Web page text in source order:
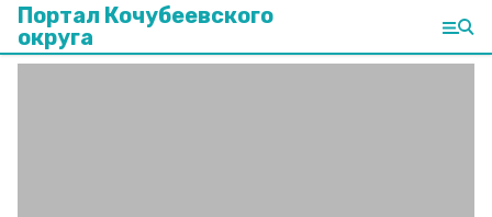
Портал Кочубеевского
округа